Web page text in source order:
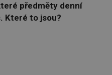
předměty denní
Které to jsou?